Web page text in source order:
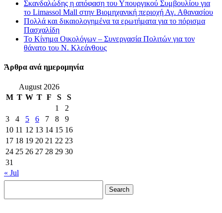
Σκανδαλώδης η απόφαση του Υπουργικού Συμβουλίου για
το Limassol Mall στην Βιομηχανική περιοχή Αγ. Αθανασίου
Πολλά και δικαιολογημένα τα ερωτήματα για το πόρισμα
Πασχαλίδη
Το Κίνημα Οικολόγων – Συνεργασία Πολιτών για τον
θάνατο του Ν. Κλεάνθους
Άρθρα ανά ημερομηνία
August 2026
M T W T F S
S
1
2
3
4 5 6 7 8
9
10 11 12 13 14 15 16
17 18 19 20 21 22 23
24 25 26 27 28 29 30
31
« Jul